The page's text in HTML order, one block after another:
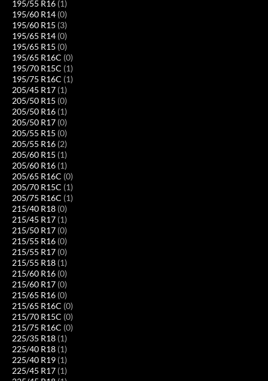
195/55 R16 (1)
195/60 R14 (0)
195/60 R15 (3)
195/65 R14 (0)
195/65 R15 (0)
195/65 R16C (0)
195/70 R15C (1)
195/75 R16C (1)
205/45 R17 (1)
205/50 R15 (0)
205/50 R16 (1)
205/50 R17 (0)
205/55 R15 (0)
205/55 R16 (2)
205/60 R15 (1)
205/60 R16 (1)
205/65 R16C (0)
205/70 R15C (1)
205/75 R16C (1)
215/40 R18 (0)
215/45 R17 (1)
215/50 R17 (0)
215/55 R16 (0)
215/55 R17 (0)
215/55 R18 (1)
215/60 R16 (0)
215/60 R17 (0)
215/65 R16 (0)
215/65 R16C (0)
215/70 R15C (0)
215/75 R16C (0)
225/35 R18 (1)
225/40 R18 (1)
225/40 R19 (1)
225/45 R17 (1)